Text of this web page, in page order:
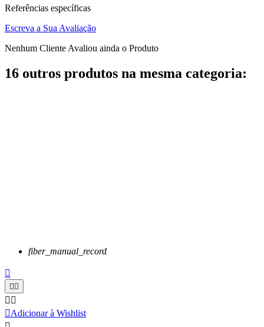
Referências específicas
Escreva a Sua Avaliação
Nenhum Cliente Avaliou ainda o Produto
16 outros produtos na mesma categoria:
fiber_manual_record

 
 
Adicionar à Wishlist